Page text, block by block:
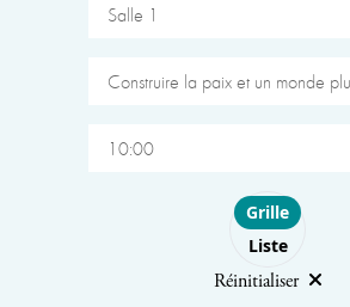
Salle 1
Construire la paix et un monde
10:00
Choose layout
Grille
Liste
Réinitialiser